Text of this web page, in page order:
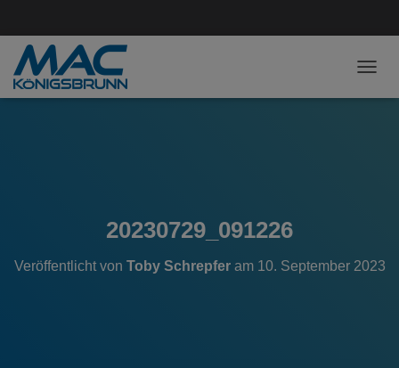
20230729_091226
Veröffentlicht von Toby Schrepferam 10. September 2023